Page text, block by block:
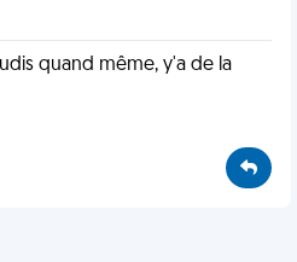
quand même, y'a de la